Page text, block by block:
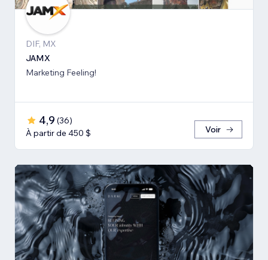
DIF, MX
JAMX
Marketing Feeling!
4,9 (36)
À partir de 450 $
Voir